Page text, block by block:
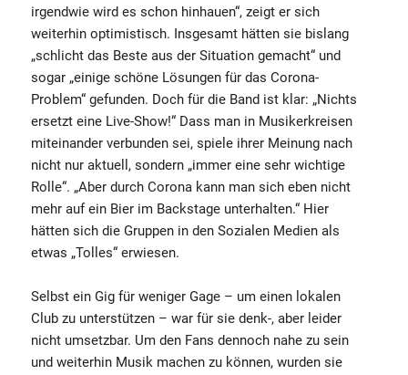
irgendwie wird es schon hinhauen“, zeigt er sich
weiterhin optimistisch. Insgesamt hätten sie bislang
„schlicht das Beste aus der Situation gemacht“ und
sogar „einige schöne Lösungen für das Corona-
Problem“ gefunden. Doch für die Band ist klar: „Nichts
ersetzt eine Live-Show!“ Dass man in Musikerkreisen
miteinander verbunden sei, spiele ihrer Meinung nach
nicht nur aktuell, sondern „immer eine sehr wichtige
Rolle“. „Aber durch Corona kann man sich eben nicht
mehr auf ein Bier im Backstage unterhalten.“ Hier
hätten sich die Gruppen in den Sozialen Medien als
etwas „Tolles“ erwiesen.
Selbst ein Gig für weniger Gage – um einen lokalen
Club zu unterstützen – war für sie denk-, aber leider
nicht umsetzbar. Um den Fans dennoch nahe zu sein
und weiterhin Musik machen zu können, wurden sie